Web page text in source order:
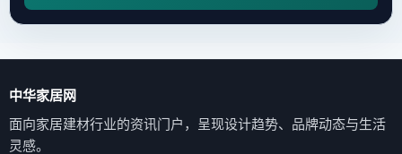
中华家居网
面向家居建材行业的资讯门户，呈现设计趋势、品牌动态与生活
灵感。